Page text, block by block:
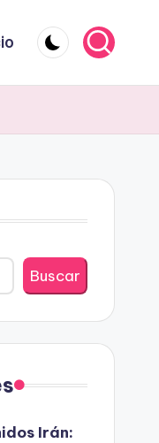
Buscar
Irán: